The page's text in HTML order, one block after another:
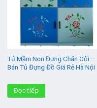
Tủ Mầm Non Đựng Chăn Gối –
Bán Tủ Đựng Đồ Giá Rẻ Hà Nội
Đọc tiếp